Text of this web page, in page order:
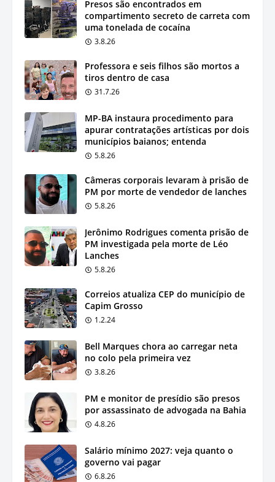
Presos são encontrados em
compartimento secreto de carreta com
uma tonelada de cocaína
3.8.26
Professora e seis filhos são mortos a
tiros dentro de casa
31.7.26
MP-BA instaura procedimento para
apurar contratações artísticas por dois
municípios baianos; entenda
5.8.26
Câmeras corporais levaram à prisão de
PM por morte de vendedor de lanches
5.8.26
Jerônimo Rodrigues comenta prisão de
PM investigada pela morte de Léo
Lanches
5.8.26
Correios atualiza CEP do município de
Capim Grosso
1.2.24
Bell Marques chora ao carregar neta
no colo pela primeira vez
3.8.26
PM e monitor de presídio são presos
por assassinato de advogada na Bahia
4.8.26
Salário mínimo 2027: veja quanto o
governo vai pagar
6.8.26